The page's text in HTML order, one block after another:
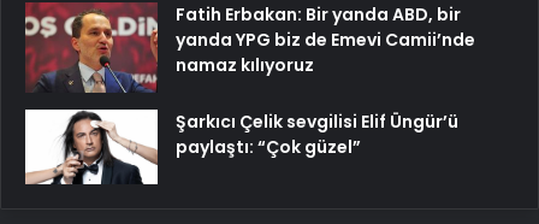
Fatih Erbakan: Bir yanda ABD, bir
yanda YPG biz de Emevi Camii’nde
namaz kılıyoruz
Şarkıcı Çelik sevgilisi Elif Üngür’ü
paylaştı: “Çok güzel”